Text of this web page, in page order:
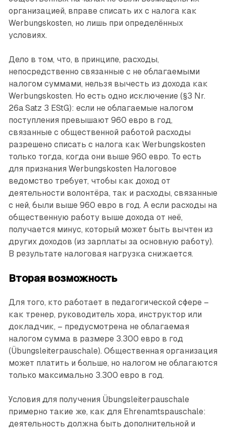
организацией, вправе списать их с налога как
Werbungskosten, но лишь при определённых
условиях.
Дело в том, что, в принципе, расходы,
непосредственно связанные с не облагаемыми
налогом суммами, нельзя вычесть из дохода как
Werbungskosten. Но есть одно исключение (§3 Nr.
26a Satz 3 EStG): если не облагаемые налогом
поступления превышают 960 евро в год,
связанные с общественной работой расходы
разрешено списать с налога как Werbungskosten
только тогда, когда они выше 960 евро. То есть
для признания Werbungskosten Налоговое
ведомство требует, чтобы как доход от
деятельности волонтёра, так и расходы, связанные
с ней, были выше 960 евро в год. А если расходы на
общественную работу выше дохода от неё,
получается минус, который может быть вычтен из
других доходов (из зарплаты за основную работу).
В результате налоговая нагрузка снижается.
Вторая возможность
Для того, кто работает в педагогической сфере –
как тренер, руководитель хора, инструктор или
докладчик, – предусмотрена не облагаемая
налогом сумма в размере 3.300 евро в год
(Übungsleiterpauschale). Общественная организация
может платить и больше, но налогом не облагаются
только максимально 3.300 евро в год.
Условия для получения Übungsleiterpauschale
примерно такие же, как для Ehrenamtspauschale:
деятельность должна быть дополнительной и